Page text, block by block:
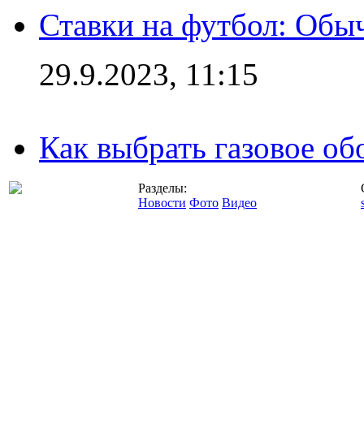
Ставки на футбол:
29.9.2023, 11:15
Как выбрать газовое
Разделы:
Новости Фото Видео